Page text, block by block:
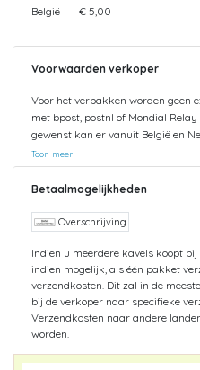
België
€ 5,00
Voorwaarden verkoper
Voor het verpakken worden geen
met bpost, postnl of Mondial
gewenst kan er vanuit België en
verzonden worden.
Toon meer
Betaalmogelijkheden
Overschrijving
Indien u meerdere kavels koopt
indien mogelijk, als één pakket
verzendkosten. Dit zal in de
bij de verkoper naar specifieke
Verzendkosten naar andere
worden.